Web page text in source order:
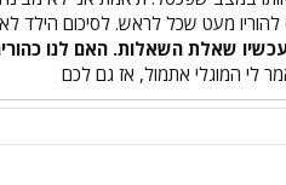
להוריו מעט שכל לראש. לסיכום הילד
שאלת השאלות. האם לנו
לי המוגלי אתמול, אז גם לכם